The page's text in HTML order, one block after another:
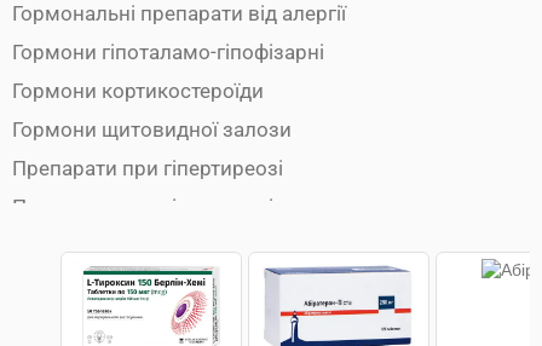
Гормональні препарати від алергії
Гормони гіпоталамо-гіпофізарні
Гормони кортикостероїди
Гормони щитовидної залози
Препарати при гіпертиреозі
Препарати при гіпотиреозі